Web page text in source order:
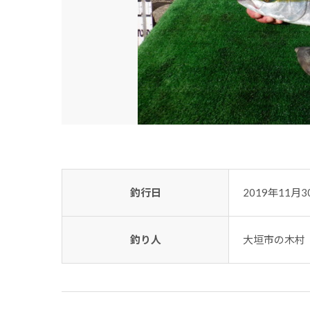
釣行日 2019年11月
釣り人 大垣市の木村